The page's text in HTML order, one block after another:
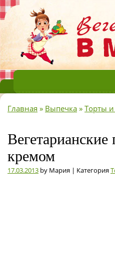
Главная » Выпечка » Торты
кремом
17.03.2013 by Мария | Категория